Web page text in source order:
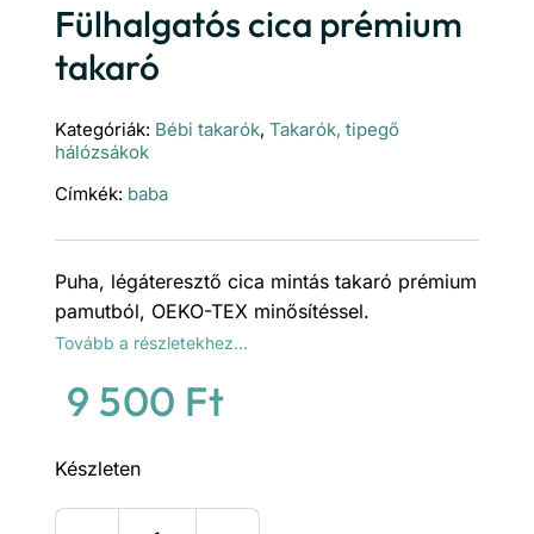
Fülhalgatós cica prémium
takaró
Kategóriák: Bébi takarók, Takarók, tipegő
hálózsákok
Címkék: baba
Puha, légáteresztő cica mintás takaró prémium
pamutból, OEKO-TEX minősítéssel.
Tovább a részletekhez…
9 500 Ft
Készleten